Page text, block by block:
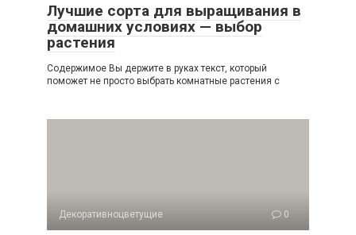
Лучшие сорта для выращивания в
домашних условиях — выбор
растения
Содержимое Вы держите в руках текст, который
поможет не просто выбрать комнатные растения с
Декоративноцветущие 0